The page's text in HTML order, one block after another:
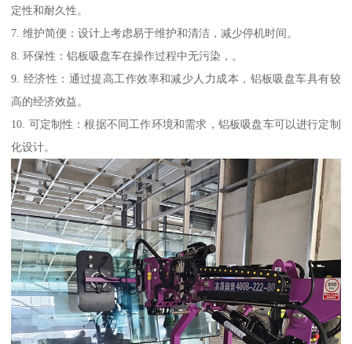
定性和耐久性。
7. 维护简便：设计上考虑易于维护和清洁，减少停机时间。
8. 环保性：铝板吸盘车在操作过程中无污染，。
9. 经济性：通过提高工作效率和减少人力成本，铝板吸盘车具有较
高的经济效益。
10. 可定制性：根据不同工作环境和需求，铝板吸盘车可以进行定制
化设计。